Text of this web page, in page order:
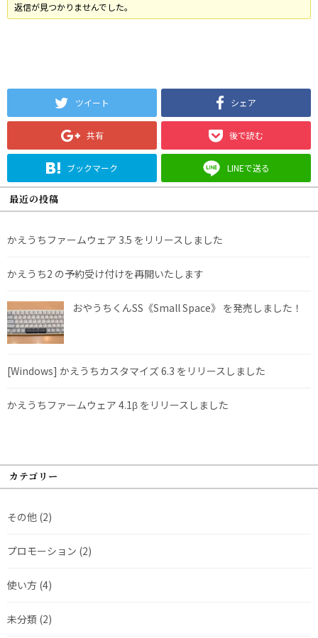
返信が見つかりませんでした。
ツイート シェア
共有 後で読む
ブックマーク LINEで送る
最近の投稿
かえうちファームウェア 3.5 をリリースしました
かえうち2 の予約受け付けを再開いたします
おやうちくんSS《Small Space》 を発売しました！
[Windows] かえうちカスタマイズ 6.3 をリリースしました
かえうちファームウェア 4.1β をリリースしました
カテゴリー
その他 (2)
プロモーション (2)
使い方 (4)
未分類 (2)